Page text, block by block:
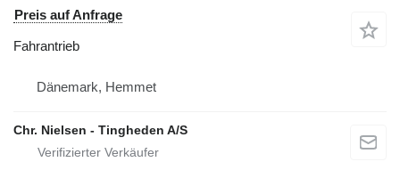
Preis auf Anfrage
Fahrantrieb
Dänemark, Hemmet
Chr. Nielsen - Tingheden A/S